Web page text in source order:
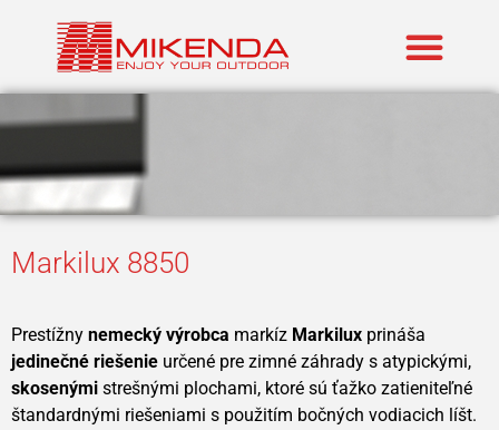
Markilux 8850
Prestížny nemecký výrobca markíz Markilux prináša
jedinečné riešenie určené pre zimné záhrady s atypickými,
skosenými strešnými plochami, ktoré sú ťažko zatieniteľné
štandardnými riešeniami s použitím bočných vodiacich líšt.